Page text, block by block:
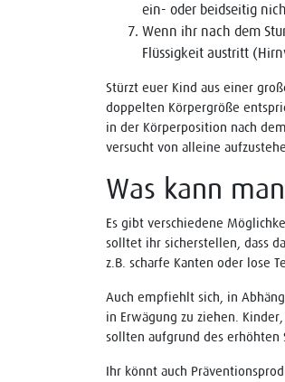
ein- oder beidseitig
Wenn ihr nach dem
Flüssigkeit austritt
Stürzt euer Kind aus einer
doppelten Körpergröße
in der Körperposition nach
versucht von alleine
Was kann
Es gibt verschiedene
solltet ihr sicherstellen, dass
z.B. scharfe Kanten oder lose
Auch empfiehlt sich, in
in Erwägung zu ziehen.
sollten aufgrund des erhöhten
Ihr könnt auch